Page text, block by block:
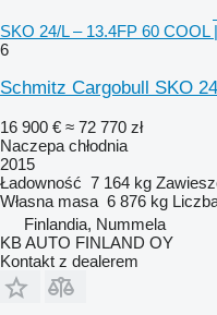
SKO 24/L – 13.4FP 60 COOL
6
Schmitz Cargobull SKO
16 900 € ≈ 72 770 zł
Naczepa chłodnia
2015
Ładowność 7 164 kg
Własna masa 6 876 kg
Finlandia, Nummela
KB AUTO FINLAND OY
Kontakt z dealerem